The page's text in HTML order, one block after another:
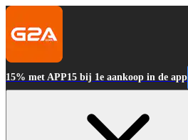
15% met APP15 bij 1e aankoop in de app